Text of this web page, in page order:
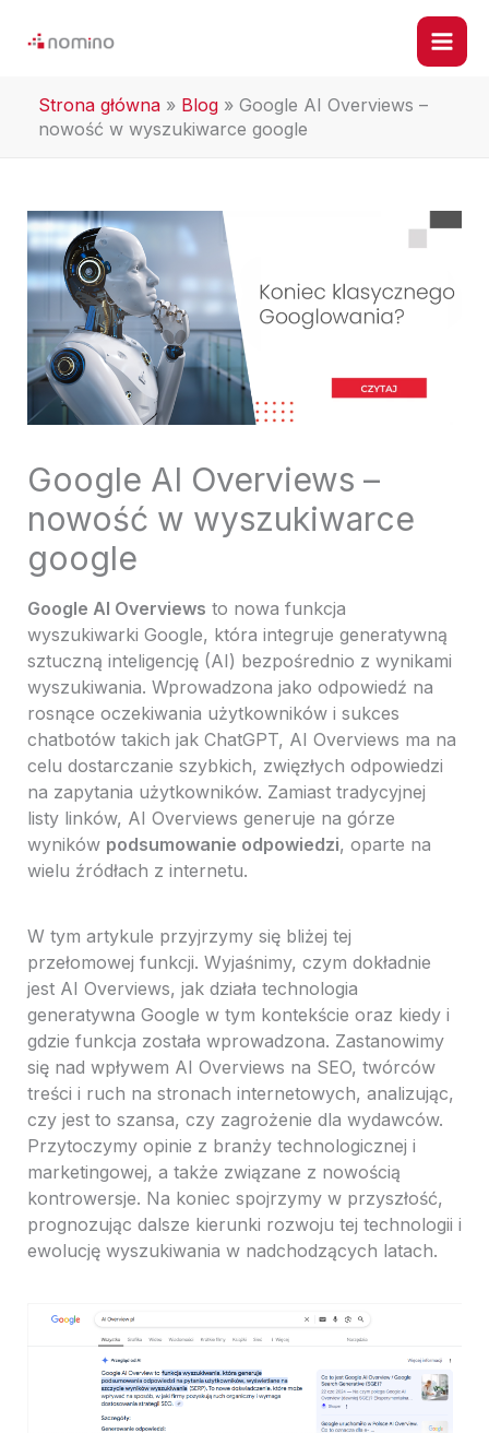
Strona główna » Blog » Google AI Overviews –
nowość w wyszukiwarce google
Google AI Overviews –
nowość w wyszukiwarce
google
Google AI Overviews to nowa funkcja
wyszukiwarki Google, która integruje generatywną
sztuczną inteligencję (AI) bezpośrednio z wynikami
wyszukiwania. Wprowadzona jako odpowiedź na
rosnące oczekiwania użytkowników i sukces
chatbotów takich jak ChatGPT, AI Overviews ma na
celu dostarczanie szybkich, zwięzłych odpowiedzi
na zapytania użytkowników. Zamiast tradycyjnej
listy linków, AI Overviews generuje na górze
wyników podsumowanie odpowiedzi, oparte na
wielu źródłach z internetu.
W tym artykule przyjrzymy się bliżej tej
przełomowej funkcji. Wyjaśnimy, czym dokładnie
jest AI Overviews, jak działa technologia
generatywna Google w tym kontekście oraz kiedy i
gdzie funkcja została wprowadzona. Zastanowimy
się nad wpływem AI Overviews na SEO, twórców
treści i ruch na stronach internetowych, analizując,
czy jest to szansa, czy zagrożenie dla wydawców.
Przytoczymy opinie z branży technologicznej i
marketingowej, a także związane z nowością
kontrowersje. Na koniec spojrzymy w przyszłość,
prognozując dalsze kierunki rozwoju tej technologii i
ewolucję wyszukiwania w nadchodzących latach.